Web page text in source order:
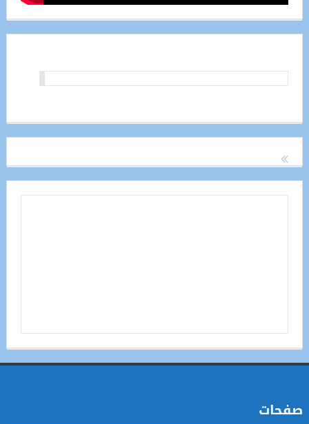
صفحات